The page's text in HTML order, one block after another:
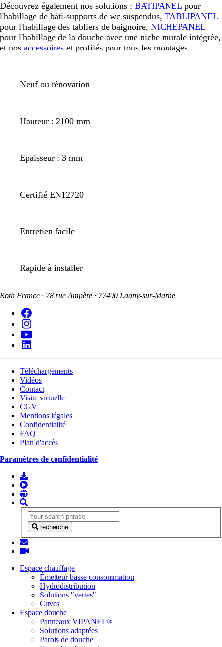
Découvrez également nos solutions : BATIPANEL pour
l'habillage de bâti-supports de wc suspendus, TABLIPANEL
pour l'habillage des tabliers de baignoire, NICHEPANEL
pour l'habillage de la douche avec une niche murale intégrée,
et nos accessoires et profilés pour tous les montages.
Neuf ou rénovation
Hauteur : 2100 mm
Epaisseur : 3 mm
Certifié EN12720
Entretien facile
Rapide à installer
Roth France · 78 rue Ampère · 77400 Lagny-sur-Marne
Téléchargements
Vidéos
Contact
Visite virtuelle
CGV
Mentions légales
Confidentialité
FAQ
Plan d'accès
Paramètres de confidentialité
recherche
Espace chauffage
Émetteur basse consommation
Hydrodistribution
Solutions "vertes"
Cuves
Espace douche
Panneaux VIPANEL®
Solutions adaptées
Parois de douche